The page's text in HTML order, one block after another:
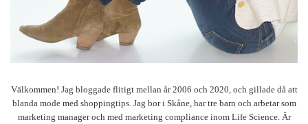
Välkommen! Jag bloggade flitigt mellan år 2006 och 2020, och gillade då att
blanda mode med shoppingtips. Jag bor i Skåne, har tre barn och arbetar som
marketing manager och med marketing compliance inom Life Science. Är